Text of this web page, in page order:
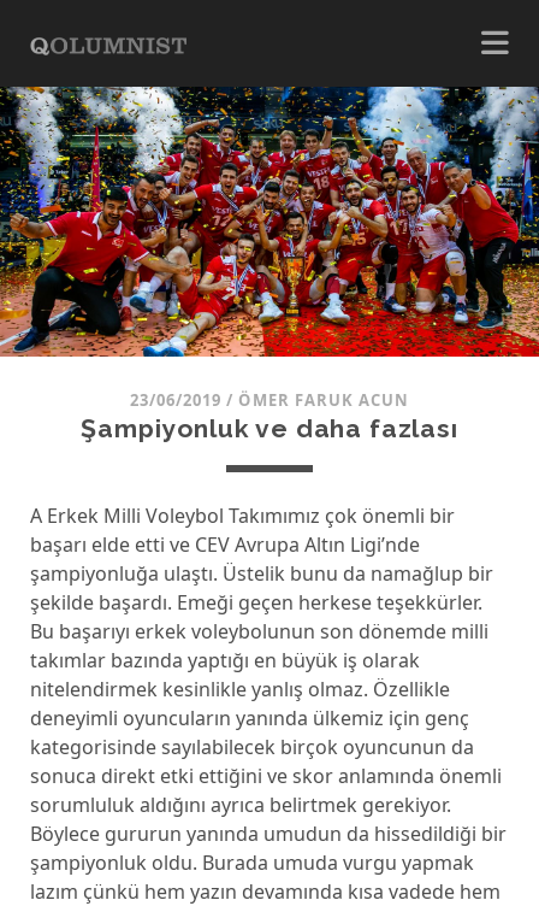
23/06/2019 / ÖMER FARUK ACUN
Şampiyonluk ve daha fazlası
A Erkek Milli Voleybol Takımımız çok önemli bir
başarı elde etti ve CEV Avrupa Altın Ligi’nde
şampiyonluğa ulaştı. Üstelik bunu da namağlup bir
şekilde başardı. Emeği geçen herkese teşekkürler.
Bu başarıyı erkek voleybolunun son dönemde milli
takımlar bazında yaptığı en büyük iş olarak
nitelendirmek kesinlikle yanlış olmaz. Özellikle
deneyimli oyuncuların yanında ülkemiz için genç
kategorisinde sayılabilecek birçok oyuncunun da
sonuca direkt etki ettiğini ve skor anlamında önemli
sorumluluk aldığını ayrıca belirtmek gerekiyor.
Böylece gururun yanında umudun da hissedildiği bir
şampiyonluk oldu. Burada umuda vurgu yapmak
lazım çünkü hem yazın devamında kısa vadede hem